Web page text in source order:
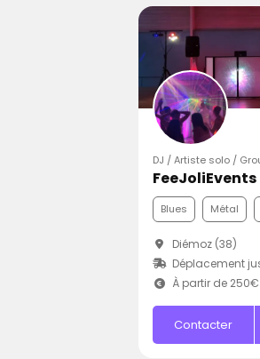
DJ / Artiste solo /
FeeJoliEvents
Blues Métal
Diémoz (38)
Déplacement
À partir de 250€
Contacter